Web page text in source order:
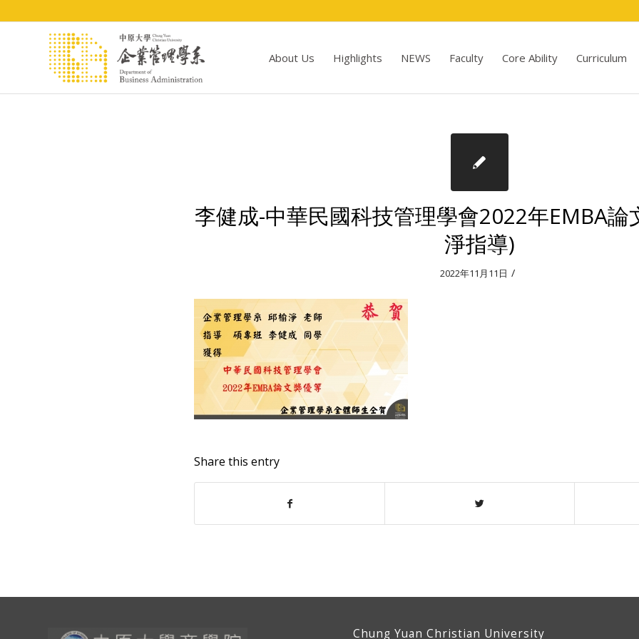
About Us Highlights NEWS Faculty Core Ability Curriculum
李健成-中華民國科技管理學會2022年EMBA論
淨指導)
2022年11月11日 /
Share this entry
Chung Yuan Christian University